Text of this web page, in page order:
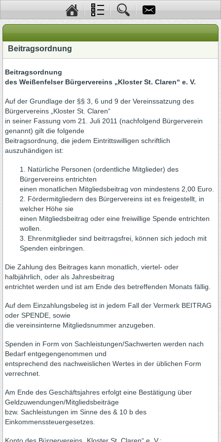
Beitragsordnung
Beitragsordnung
des Weißenfelser Bürgervereins „Kloster St. Claren“ e. V.
Auf der Grundlage der §§ 3, 6 und 9 der Vereinssatzung des
Bürgervereins „Kloster St. Claren“
in seiner Fassung vom 21. Juli 2011 (nachfolgend Bürgerverein
genannt) gilt die folgende
Beitragsordnung, die jedem Eintrittswilligen schriftlich
auszuhändigen ist:
1. Natürliche Personen (ordentliche Mitglieder) des
Bürgervereins entrichten
einen monatlichen Mitgliedsbeitrag von mindestens 2,00 Euro.
2. Fördermitgliedern des Bürgervereins ist es freigestellt, in
welcher Höhe sie
einen Mitgliedsbeitrag oder eine freiwillige Spende entrichten
wollen.
3. Ehrenmitglieder sind beitrragsfrei, können sich jedoch mit
Spenden einbringen.
Die Zahlung des Beitrages kann monatlich, viertel- oder
halbjährlich, oder als Jahresbeitrag
entrichtet werden und ist am Ende des betreffenden Monats fällig.
Auf dem Einzahlungsbeleg ist in jedem Fall der Vermerk BEITRAG
oder SPENDE, sowie
die vereinsinterne Mitgliedsnummer anzugeben.
Spenden in Form von Sachleistungen/Sachwerten werden nach
Bedarf entgegengenommen und
entsprechend des nachweislichen Wertes in der üblichen Form
verrechnet.
Am Ende des Geschäftsjahres erfolgt eine Bestätigung über
Geldzuwendungen/Mitgliedsbeiträge
bzw. Sachleistungen im Sinne des & 10 b des
Einkommenssteuergesetzes.